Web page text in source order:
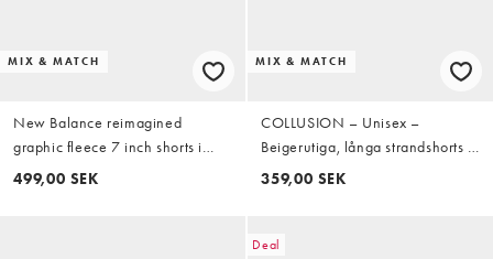
MIX & MATCH
New Balance reimagined
graphic fleece 7 inch shorts i
svart
499,00 SEK
MIX & MATCH
COLLUSION – Unisex –
Beigerutiga, långa strandshorts i
oversized fit
359,00 SEK
Deal